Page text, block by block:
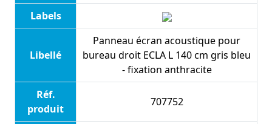
Labels
Libellé
Panneau écran acoustique pour
bureau droit ECLA L 140 cm gris bleu
- fixation anthracite
Réf.
produit
707752